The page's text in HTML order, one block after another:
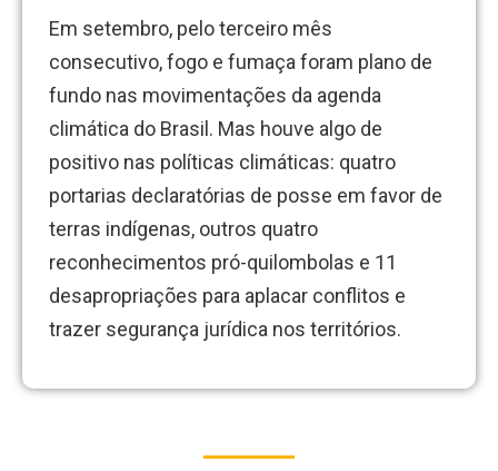
Em setembro, pelo terceiro mês
consecutivo, fogo e fumaça foram plano de
fundo nas movimentações da agenda
climática do Brasil. Mas houve algo de
positivo nas políticas climáticas: quatro
portarias declaratórias de posse em favor de
terras indígenas, outros quatro
reconhecimentos pró-quilombolas e 11
desapropriações para aplacar conflitos e
trazer segurança jurídica nos territórios.